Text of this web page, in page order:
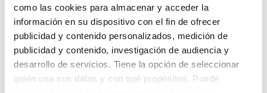
como las cookies para almacenar y acceder la
información en su dispositivo con el fin de ofrecer
publicidad y contenido personalizados, medición de
publicidad y contenido, investigación de audiencia y
desarrollo de servicios. Tiene la opción de seleccionar
quién usa sus datos y con qué propósitos. Puede
Lo sentimos, no sabemos como
te hemos traido hasta aquí.
Pero puedes encontrar el coche que estás
buscando en alguno de estos enlaces: